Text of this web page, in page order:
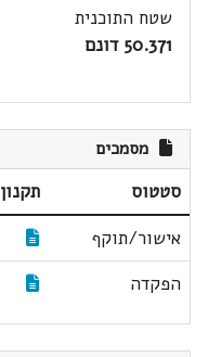
שטח התוכנית
50.371 דונם
מסמכים
סטטוס תקנון
אישור/תוקף
הפקדה